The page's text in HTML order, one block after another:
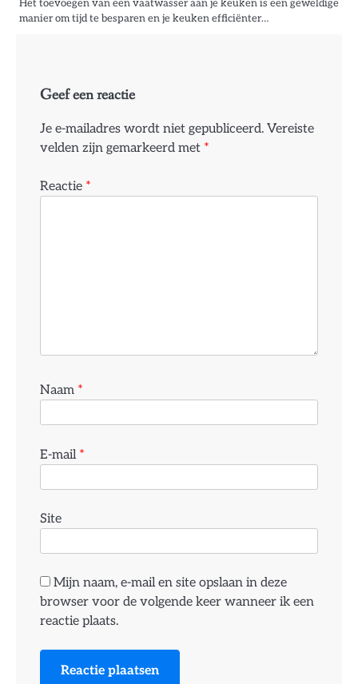
Het toevoegen van een vaatwasser aan je keuken is een geweldige
manier om tijd te besparen en je keuken efficiënter…
Geef een reactie
Je e-mailadres wordt niet gepubliceerd. Vereiste
velden zijn gemarkeerd met *
Reactie *
Naam *
E-mail *
Site
Mijn naam, e-mail en site opslaan in deze
browser voor de volgende keer wanneer ik een
reactie plaats.